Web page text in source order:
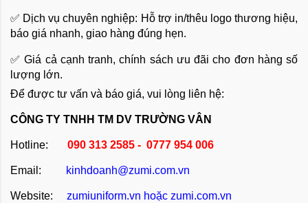
✅ Dịch vụ chuyên nghiệp: Hỗ trợ in/thêu logo thương hiệu,
báo giá nhanh, giao hàng đúng hẹn.
✅ Giá cả cạnh tranh, chính sách ưu đãi cho đơn hàng số
lượng lớn.
Để được tư vấn và báo giá, vui lòng liên hệ:
CÔNG TY TNHH TM DV TRƯỜNG VÂN
Hotline: 090 313 2585 - 0777 954 006
Email: kinhdoanh@zumi.com.vn
Website: zumiuniform.vn hoặc zumi.com.vn